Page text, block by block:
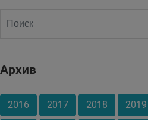
Архив
2016 2017 2018 2019